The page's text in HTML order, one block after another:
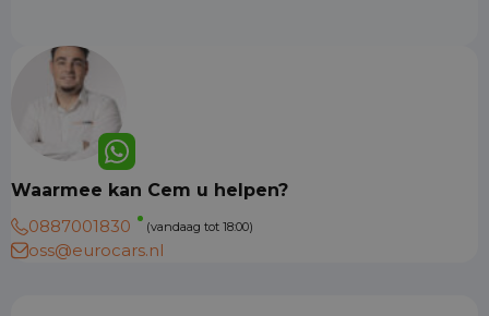
Waarmee kan Cem u helpen?
0887001830
(vandaag tot 18:00)
oss@eurocars.nl